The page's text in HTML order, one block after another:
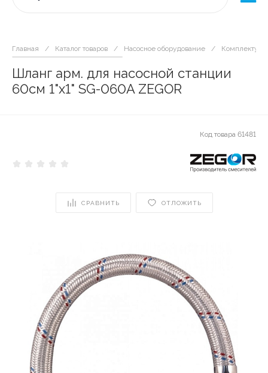
Главная / Каталог товаров / Насосное оборудование /
Шланг арм. для насосной станции
60см 1"х1" SG-060A ZEGOR
Код товара 61481
СРАВНИТЬ ОТЛОЖИТЬ